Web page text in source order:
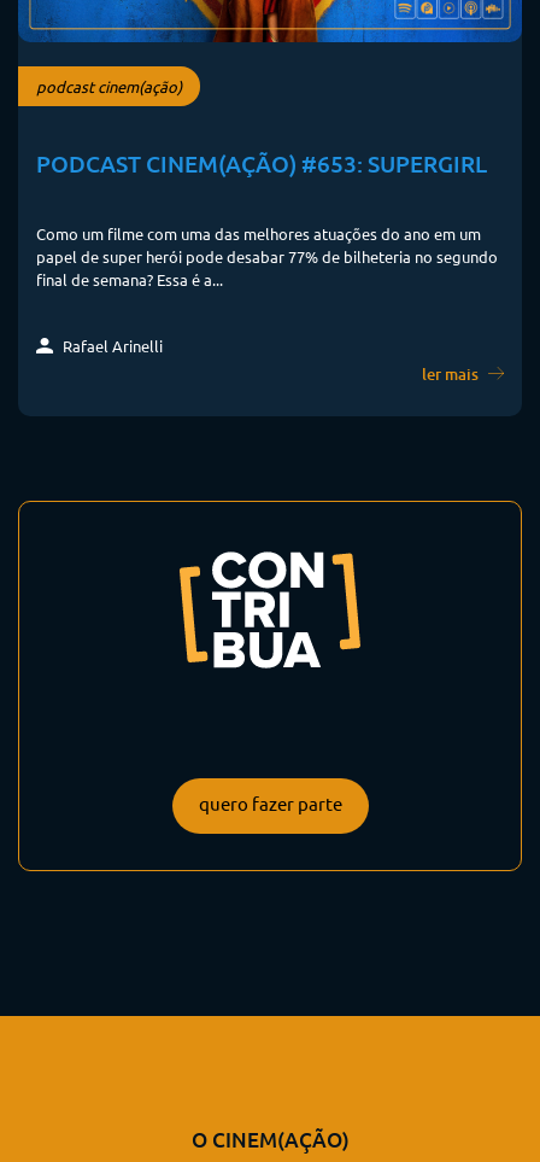
podcast cinem(ação)
PODCAST CINEM(AÇÃO) #653: SUPERGIRL
Como um filme com uma das melhores atuações do ano em um
papel de super herói pode desabar 77% de bilheteria no segundo
final de semana? Essa é a...
Rafael Arinelli
ler mais
quero fazer parte
O CINEM(AÇÃO)